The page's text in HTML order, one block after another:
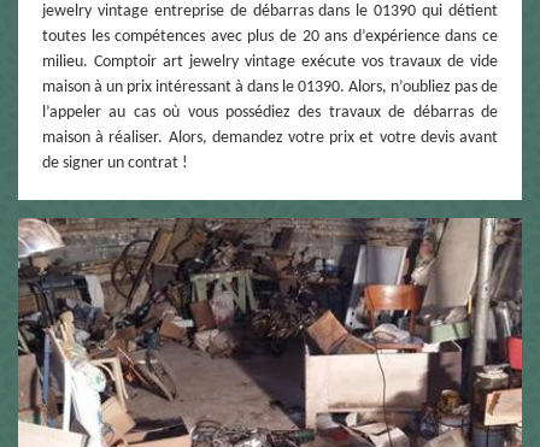
jewelry vintage entreprise de débarras dans le 01390 qui détient
toutes les compétences avec plus de 20 ans d’expérience dans ce
milieu. Comptoir art jewelry vintage exécute vos travaux de vide
maison à un prix intéressant à dans le 01390. Alors, n’oubliez pas de
l’appeler au cas où vous possédiez des travaux de débarras de
maison à réaliser. Alors, demandez votre prix et votre devis avant
de signer un contrat !